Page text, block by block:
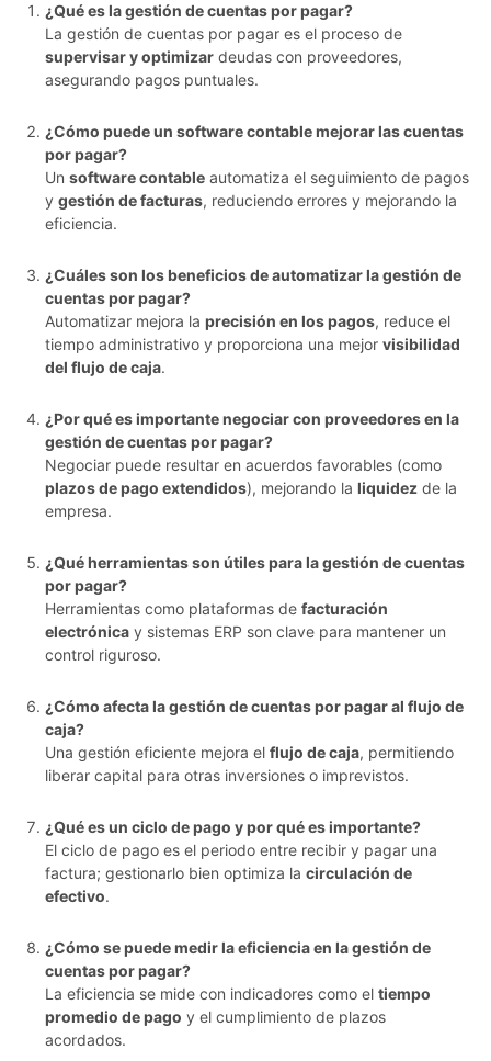
¿Qué es la gestión de cuentas por pagar?
La gestión de cuentas por pagar es el proceso de
supervisar y optimizar deudas con proveedores,
asegurando pagos puntuales.
¿Cómo puede un software contable mejorar las cuentas
por pagar?
Un software contable automatiza el seguimiento de pagos
y gestión de facturas, reduciendo errores y mejorando la
eficiencia.
¿Cuáles son los beneficios de automatizar la gestión de
cuentas por pagar?
Automatizar mejora la precisión en los pagos, reduce el
tiempo administrativo y proporciona una mejor visibilidad
del flujo de caja.
¿Por qué es importante negociar con proveedores en la
gestión de cuentas por pagar?
Negociar puede resultar en acuerdos favorables (como
plazos de pago extendidos), mejorando la liquidez de la
empresa.
¿Qué herramientas son útiles para la gestión de cuentas
por pagar?
Herramientas como plataformas de facturación
electrónica y sistemas ERP son clave para mantener un
control riguroso.
¿Cómo afecta la gestión de cuentas por pagar al flujo de
caja?
Una gestión eficiente mejora el flujo de caja, permitiendo
liberar capital para otras inversiones o imprevistos.
¿Qué es un ciclo de pago y por qué es importante?
El ciclo de pago es el periodo entre recibir y pagar una
factura; gestionarlo bien optimiza la circulación de
efectivo.
¿Cómo se puede medir la eficiencia en la gestión de
cuentas por pagar?
La eficiencia se mide con indicadores como el tiempo
promedio de pago y el cumplimiento de plazos
acordados.